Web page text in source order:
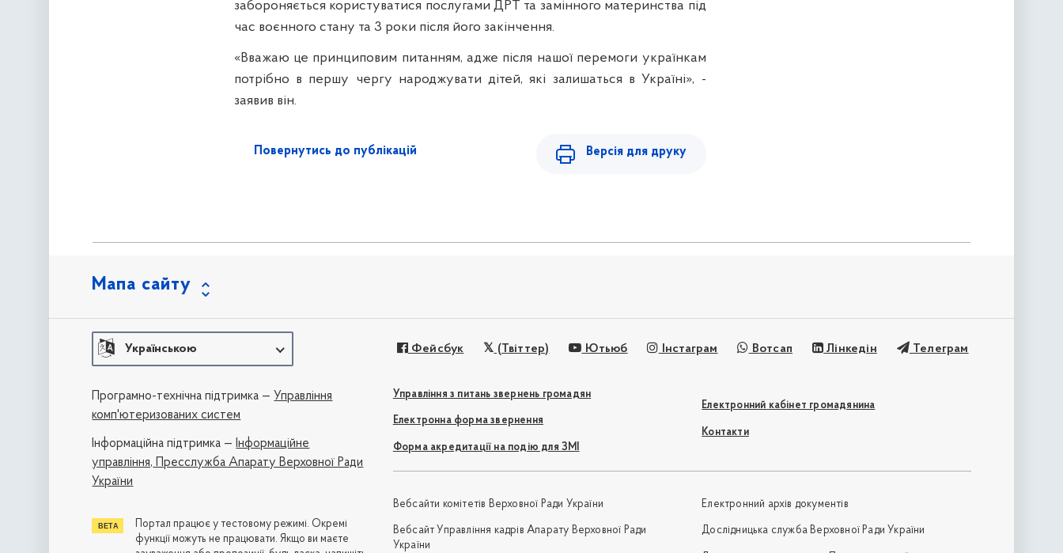
забороняється користуватися послугами ДРТ та замінного материнства під
час воєнного стану та 3 роки після його закінчення.
«Вважаю це принциповим питанням, адже після нашої перемоги українкам
потрібно в першу чергу народжувати дітей, які залишаться в Україні», -
заявив він.
Повернутись до публікацій Версія для друку
Мапа сайту
Українською Фейсбук (Твіттер) Ютьюб Інстаграм Вотсап Лінкедін Телеграм
Управління з питань звернень громадян
Електронна форма звернення
Форма акредитації на подію для ЗМІ
Електронний кабінет громадянина
Контакти
Вебсайти комітетів Верховної Ради України
Вебсайт Управління кадрів Апарату Верховної Ради
України
Електронний архів документів
Дослідницька служба Верховної Ради України
Програмно-технічна підтримка — Управління
комп'ютеризованих систем
Iнформаційна підтримка — Інформаційне
управління, Пресслужба Апарату Верховної Ради
України
Портал працює у тестовому режимі. Окремі
функції можуть не працювати. Якщо ви маєте